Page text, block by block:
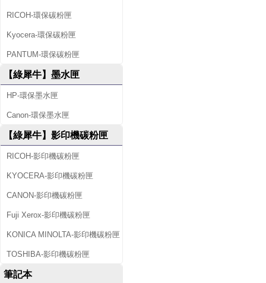
RICOH-環保碳粉匣
Kyocera-環保碳粉匣
PANTUM-環保碳粉匣
【綠犀牛】墨水匣
HP-環保墨水匣
Canon-環保墨水匣
【綠犀牛】影印機碳粉匣
RICOH-影印機碳粉匣
KYOCERA-影印機碳粉匣
CANON-影印機碳粉匣
Fuji Xerox-影印機碳粉匣
KONICA MINOLTA-影印機碳粉匣
TOSHIBA-影印機碳粉匣
筆記本